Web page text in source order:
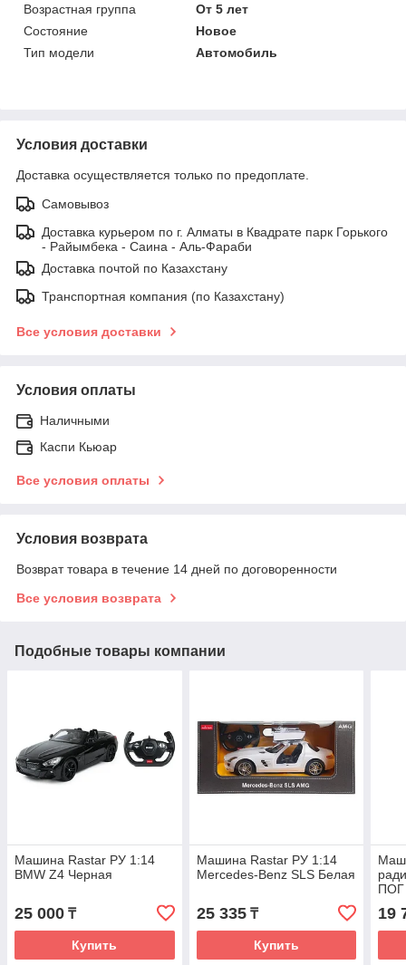
Возрастная группа
От 5 лет
Состояние
Новое
Тип модели
Автомобиль
Условия доставки
Доставка осуществляется только по предоплате.
Самовывоз
Доставка курьером по г. Алматы в Квадрате парк Горького
- Райымбека - Саина - Аль-Фараби
Доставка почтой по Казахстану
Транспортная компания (по Казахстану)
Все условия доставки
Условия оплаты
Наличными
Каспи Кьюар
Все условия оплаты
Условия возврата
Возврат товара в течение 14 дней по договоренности
Все условия возврата
Подобные товары компании
Машина Rastar РУ 1:14
BMW Z4 Черная
25 000 ₸
Купить
Машина Rastar РУ 1:14
Mercedes-Benz SLS Белая
25 335₸
Купить
ПОГ
19